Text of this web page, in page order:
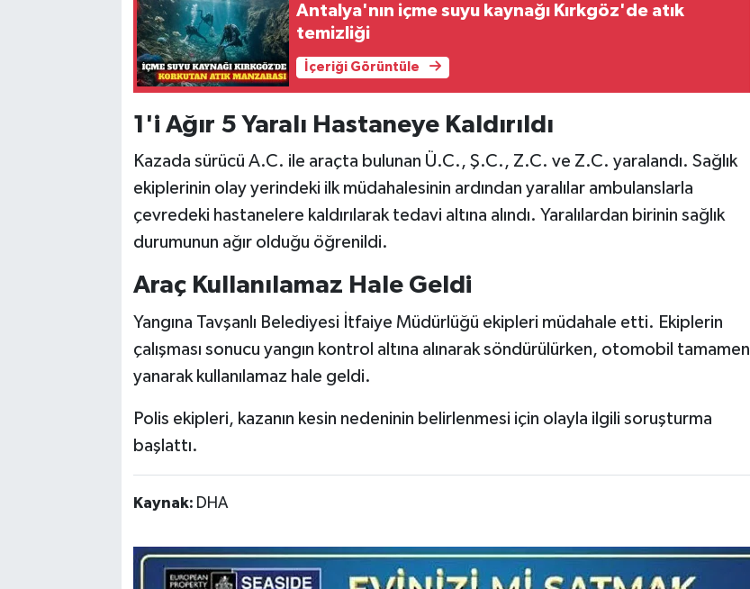
Antalya'nın içme suyu kaynağı Kırkgöz'de atık
temizliği
İçeriği Görüntüle
1'i Ağır 5 Yaralı Hastaneye Kaldırıldı
Kazada sürücü A.C. ile araçta bulunan Ü.C., Ş.C., Z.C. ve Z.C. yaralandı. Sağlık
ekiplerinin olay yerindeki ilk müdahalesinin ardından yaralılar ambulanslarla
çevredeki hastanelere kaldırılarak tedavi altına alındı. Yaralılardan birinin sağlık
durumunun ağır olduğu öğrenildi.
Araç Kullanılamaz Hale Geldi
Yangına Tavşanlı Belediyesi İtfaiye Müdürlüğü ekipleri müdahale etti. Ekiplerin
çalışması sonucu yangın kontrol altına alınarak söndürülürken, otomobil tamamen
yanarak kullanılamaz hale geldi.
Polis ekipleri, kazanın kesin nedeninin belirlenmesi için olayla ilgili soruşturma
başlattı.
Kaynak: DHA